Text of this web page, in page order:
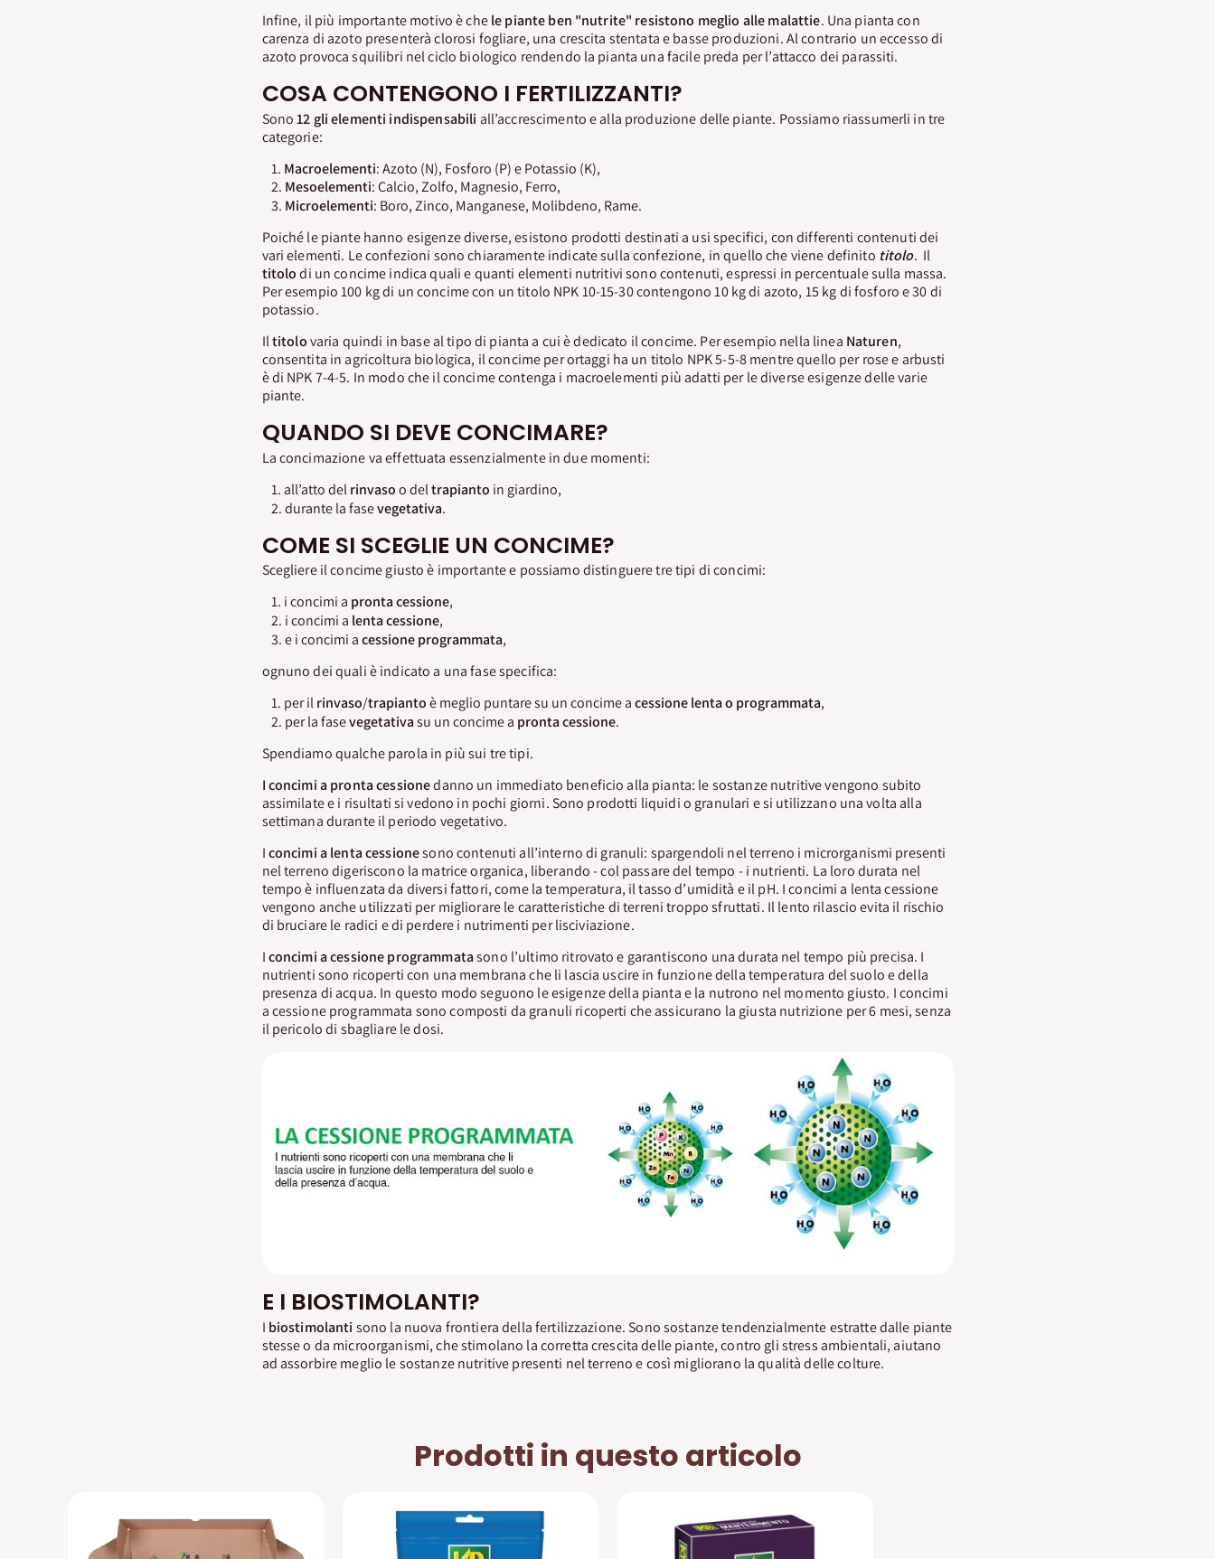
Infine, il più importante motivo è chele piante ben "nutrite" resistono meglio alle malattie. Una pianta con
carenza di azoto presenterà clorosi fogliare, una crescita stentata e basse produzioni. Al contrario un eccesso di
azoto provoca squilibri nel ciclo biologico rendendo la pianta una facile preda per l’attacco dei parassiti.
COSA CONTENGONO I FERTILIZZANTI?
Sono12 gli elementi indispensabili all’accrescimento e alla produzione delle piante. Possiamo riassumerli in tre
categorie:
Macroelementi: Azoto (N), Fosforo (P) e Potassio (K),
Mesoelementi: Calcio, Zolfo, Magnesio, Ferro,
Microelementi: Boro, Zinco, Manganese, Molibdeno, Rame.
Poiché le piante hanno esigenze diverse, esistono prodotti destinati a usi specifici, con differenti contenuti dei
vari elementi. Le confezioni sono chiaramente indicate sulla confezione, in quello che viene definito titolo. Il
titolodi un concime indica quali e quanti elementi nutritivi sono contenuti, espressi in percentuale sulla massa.
Per esempio 100 kg di un concime con un titolo NPK 10-15-30 contengono 10 kg di azoto, 15 kg di fosforo e 30 di
potassio.
Iltitolovaria quindi in base al tipo di pianta a cui è dedicato il concime. Per esempio nella linea Naturen,
consentita in agricoltura biologica, il concime per ortaggi ha un titolo NPK 5-5-8 mentre quello per rose e arbusti
è di NPK 7-4-5. In modo che il concime contenga i macroelementi più adatti per le diverse esigenze delle varie
piante.
QUANDO SI DEVE CONCIMARE?
La concimazione va effettuata essenzialmente in due momenti:
all’atto delrinvasoo deltrapianto in giardino,
durante la fasevegetativa.
COME SI SCEGLIE UN CONCIME?
Scegliere il concime giusto è importante e possiamo distinguere tre tipi di concimi:
i concimi a pronta cessione,
i concimi a lenta cessione,
e i concimi acessione programmata,
ognuno dei quali è indicato a una fase specifica:
per ilrinvaso/trapiantoè meglio puntare su un concime acessione lenta o programmata,
per la fasevegetativasu un concime a pronta cessione.
Spendiamo qualche parola in più sui tre tipi.
I concimi a pronta cessionedanno un immediato beneficio alla pianta: le sostanze nutritive vengono subito
assimilate e i risultati si vedono in pochi giorni. Sono prodotti liquidi o granulari e si utilizzano una volta alla
settimana durante il periodo vegetativo.
Iconcimi a lenta cessionesono contenuti all’interno di granuli: spargendoli nel terreno i microrganismi presenti
nel terreno digeriscono la matrice organica, liberando - col passare del tempo - i nutrienti. La loro durata nel
tempo è influenzata da diversi fattori, come la temperatura, il tasso d’umidità e il pH. I concimi a lenta cessione
vengono anche utilizzati per migliorare le caratteristiche di terreni troppo sfruttati. Il lento rilascio evita il rischio
di bruciare le radici e di perdere i nutrimenti per lisciviazione.
Iconcimi a cessione programmatasono l’ultimo ritrovato e garantiscono una durata nel tempo più precisa. I
nutrienti sono ricoperti con una membrana che li lascia uscire in funzione della temperatura del suolo e della
presenza di acqua. In questo modo seguono le esigenze della pianta e la nutrono nel momento giusto. I concimi
a cessione programmata sono composti da granuli ricoperti che assicurano la giusta nutrizione per 6 mesi, senza
il pericolo di sbagliare le dosi.
E I BIOSTIMOLANTI?
I biostimolanti sono la nuova frontiera della fertilizzazione. Sono sostanze tendenzialmente estratte dalle piante
stesse o da microorganismi, che stimolano la corretta crescita delle piante, contro gli stress ambientali, aiutano
ad assorbire meglio le sostanze nutritive presenti nel terreno e così migliorano la qualità delle colture.
Prodotti in questo articolo